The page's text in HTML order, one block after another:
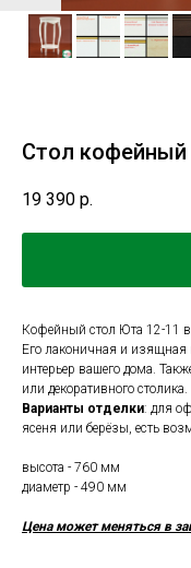
Стол кофейный
19 390 р.
Кофейный стол Юта 12-11
Его лаконичная и изящная
интерьер вашего дома.
или декоративного столика.
Варианты отделки: для
ясеня или берёзы, есть
высота - 760 мм
диаметр - 490 мм
Цена может меняться в